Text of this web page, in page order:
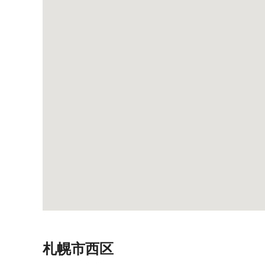
札幌市西区